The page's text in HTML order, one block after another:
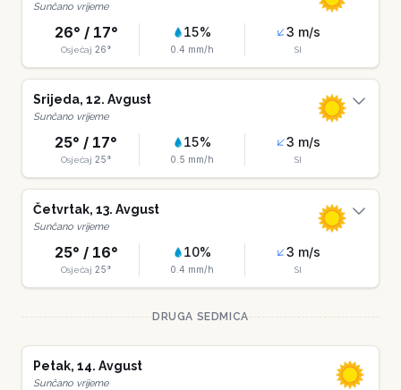
Sunčano vrijeme
26° / 17°
Osjećaj 26°
15%
0.4 mm/h
3 m/s
SI
Srijeda, 12. Avgust
Sunčano vrijeme
25° / 17°
Osjećaj 25°
15%
0.5 mm/h
3 m/s
SI
Četvrtak, 13. Avgust
Sunčano vrijeme
25° / 16°
Osjećaj 25°
10%
0.4 mm/h
3 m/s
SI
DRUGA SEDMICA
Petak, 14. Avgust
Sunčano vrijeme